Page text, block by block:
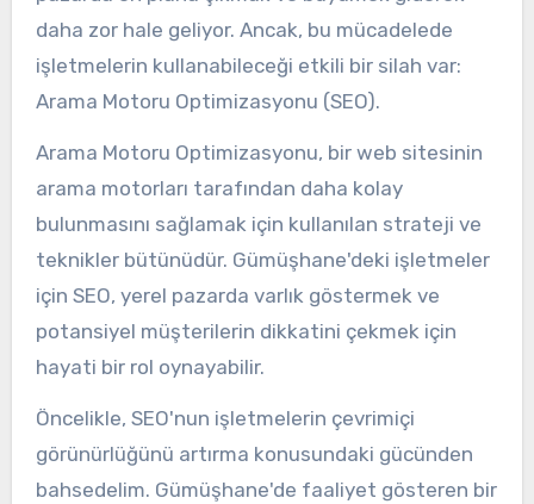
daha zor hale geliyor. Ancak, bu mücadelede
işletmelerin kullanabileceği etkili bir silah var:
Arama Motoru Optimizasyonu (SEO).
Arama Motoru Optimizasyonu, bir web sitesinin
arama motorları tarafından daha kolay
bulunmasını sağlamak için kullanılan strateji ve
teknikler bütünüdür. Gümüşhane'deki işletmeler
için SEO, yerel pazarda varlık göstermek ve
potansiyel müşterilerin dikkatini çekmek için
hayati bir rol oynayabilir.
Öncelikle, SEO'nun işletmelerin çevrimiçi
görünürlüğünü artırma konusundaki gücünden
bahsedelim. Gümüşhane'de faaliyet gösteren bir